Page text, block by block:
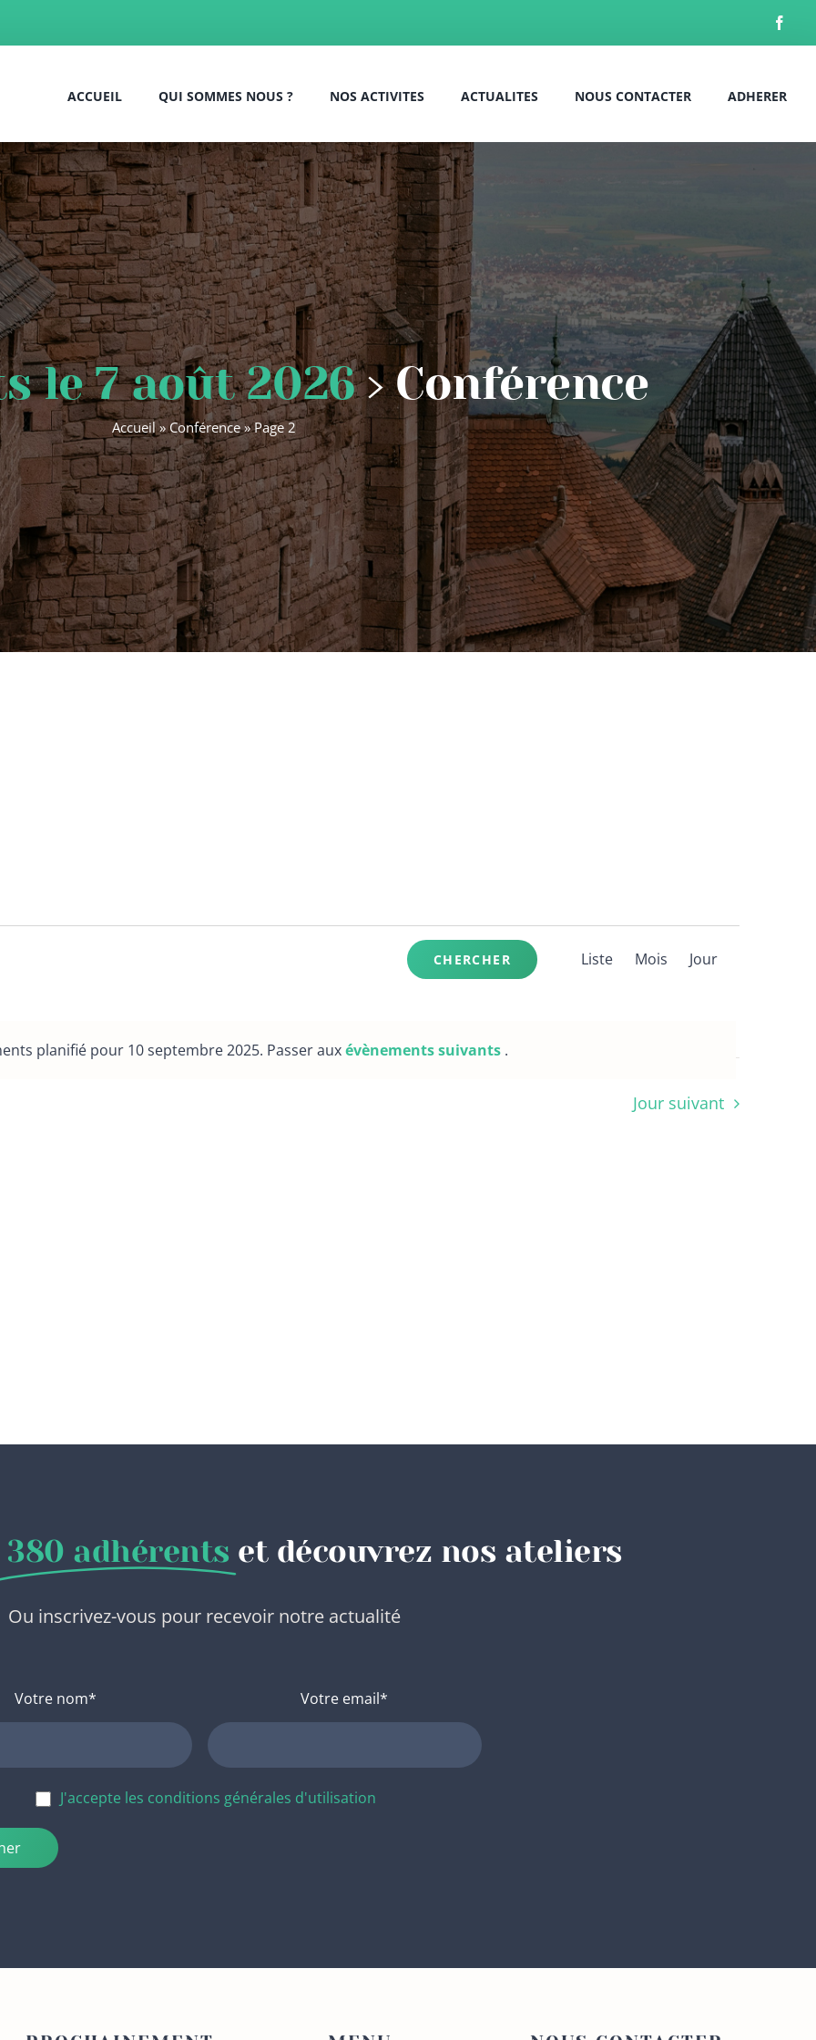
ACCUEIL QUI SOMMES NOUS ? NOS ACTIVITES ACTUALITES NOUS CONTACTER ADHERER
le 7 août 2026› Conférence
Accueil»Conférence»Page 2
planifié pour 10 septembre 2025. Passer auxévènements suivants .
CHERCHER
de
Liste Mois Jour
Jour suivant
380 adhérents et découvrez nos ateliers
Ou inscrivez-vous pour recevoir notre actualité
Votre nom* Votre email*
J'accepte les conditions générales d'utilisation